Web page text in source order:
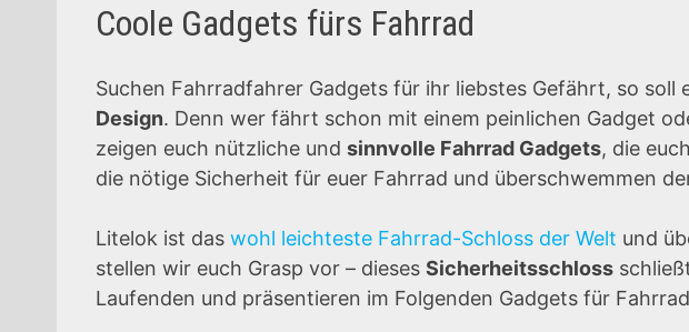
Coole Gadgets fürs Fahrrad
Suchen Fahrradfahrer Gadgets für ihr liebstes Gefährt, so
Design. Denn wer fährt schon mit einem peinlichen Gadget
zeigen euch nützliche undsinnvolle Fahrrad Gadgets, die
die nötige Sicherheit für euer Fahrrad und überschwemmen
Litelok ist daswohl leichteste Fahrrad-Schloss der Welt und
stellen wir euch Grasp vor – diesesSicherheitsschloss
Laufenden und präsentieren im Folgenden Gadgets für